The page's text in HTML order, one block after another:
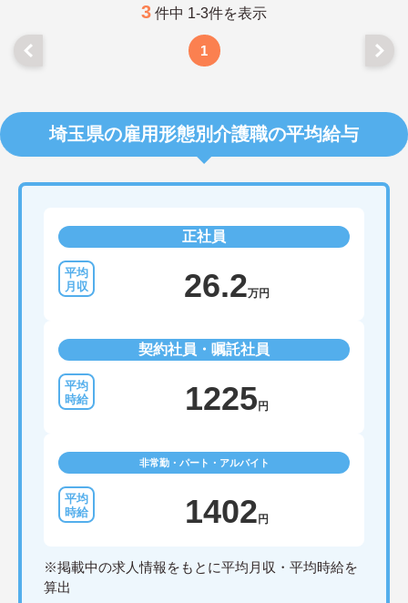
すので、お気軽にお問い合わせください。
3 件中 1-3件を表示
1
埼玉県の雇用形態別介護職の平均給与
正社員
26.2万円
契約社員・嘱託社員
1225 円
非常勤・パート・アルバイト
1402 円
※掲載中の求人情報をもとに平均月収・平均時給を
算出